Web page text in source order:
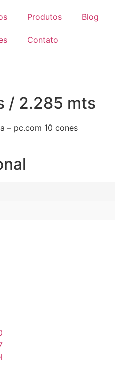
Produtos Blog
Contato
/ 2.285 mts
– pc.com 10 cones